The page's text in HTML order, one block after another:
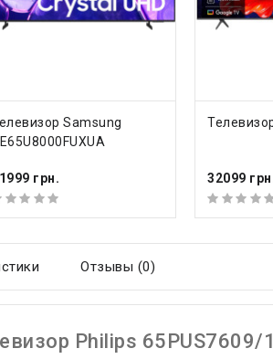
КУПИТЬSamsung
грн. 32099
Отзывы (0)
Philips 65PUS7609/